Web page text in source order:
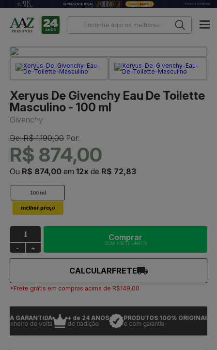
Xeryus De Givenchy Eau De Toilette
Masculino - 100 ml
Givenchy
De: R$ 1.190,00 Por:
R$ 874,00
Ou R$ 874,00 em 12x de R$ 72,83
100 ml
- +
Comprar
COM FRETE GRÁTIS
CALCULARFRETE
*Frete grátis em compras acima de R$149,00
GARANTIDA
de volta
+ de 24 ANOS
de tradição
PRODUTOS 100% ORIGINAIS
e com garantia